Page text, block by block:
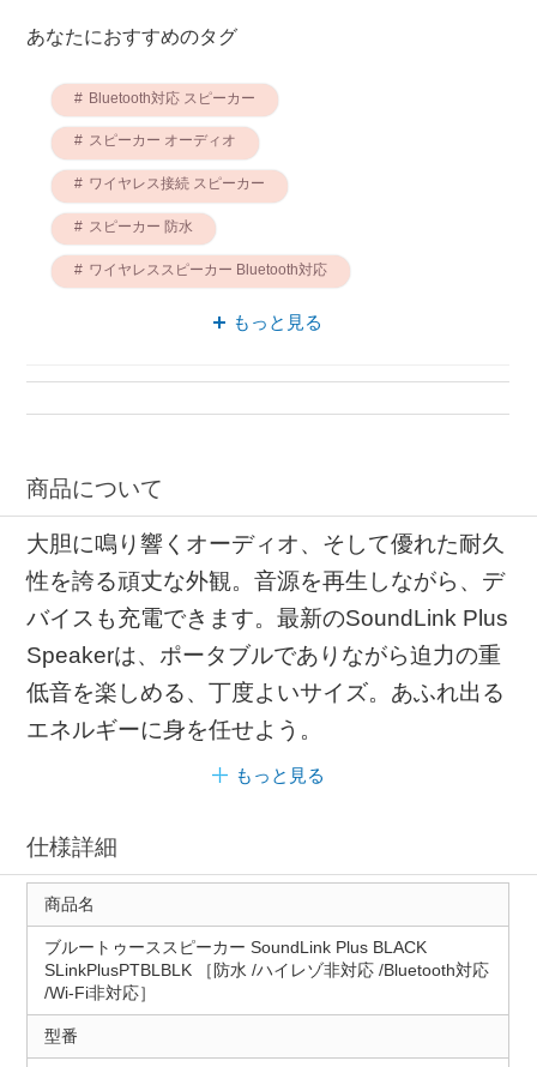
あなたにおすすめのタグ
Bluetooth対応 スピーカー
スピーカー オーディオ
ワイヤレス接続 スピーカー
スピーカー 防水
ワイヤレススピーカー Bluetooth対応
ワイヤレススピーカー オーディオ
もっと見る
商品について
大胆に鳴り響くオーディオ、そして優れた耐久
性を誇る頑丈な外観。音源を再生しながら、デ
バイスも充電できます。最新のSoundLink Plus
Speakerは、ポータブルでありながら迫力の重
低音を楽しめる、丁度よいサイズ。あふれ出る
エネルギーに身を任せよう。
もっと見る
仕様詳細
商品名
ブルートゥーススピーカー SoundLink Plus BLACK
SLinkPlusPTBLBLK ［防水 /ハイレゾ非対応 /Bluetooth対応
/Wi-Fi非対応］
型番